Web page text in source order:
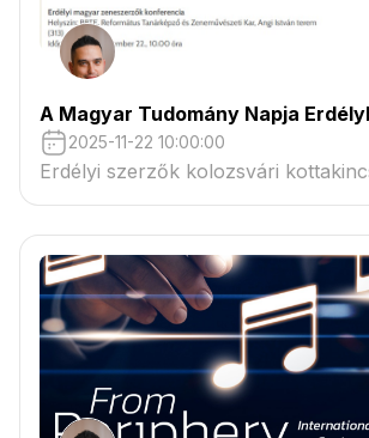
A Magyar Tudomány Napja
2025-11-22 10:00:00
Erdélyi szerzők kolozsvári